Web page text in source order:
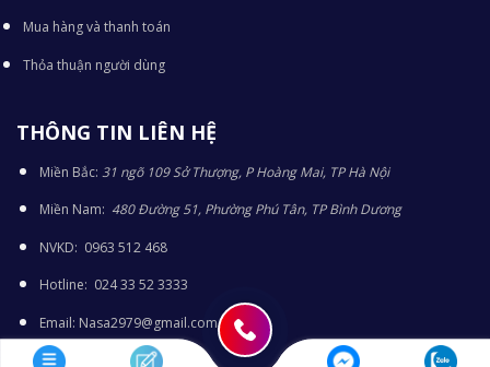
Mua hàng và thanh toán
Thỏa thuận người dùng
THÔNG TIN LIÊN HỆ
Miền Bắc: 31 ngõ 109 Sở Thượng, P Hoàng Mai, TP Hà Nội
Miền Nam: 480 Đường 51, Phường Phú Tân, TP Bình Dương
NVKD: 0963 512 468
Hotline: 024 33 52 3333
Email: Nasa2979@gmail.com